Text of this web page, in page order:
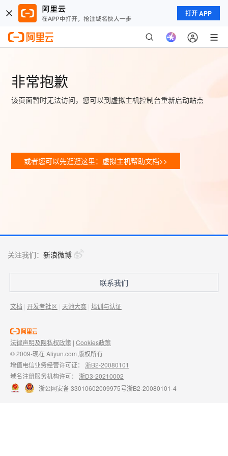
打开 APP
非常抱歉
该页面暂时无法访问，您可以到虚拟主机控制台重新启动站点
或者您可以先逛逛这里：虚拟主机帮助文档>>